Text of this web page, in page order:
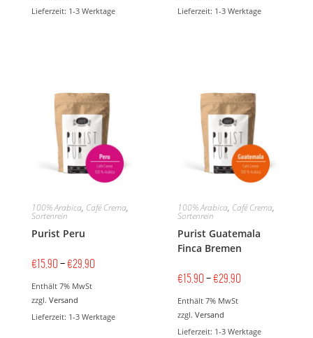
Lieferzeit: 1-3 Werktage
Lieferzeit: 1-3 Werktage
100% Arabica, Café Crema,
Sortenrein
Purist Peru
€15,90–€29,90
Enthält 7% MwSt
zzgl. Versand
Lieferzeit: 1-3 Werktage
100% Arabica, Café Crema,
Sortenrein
Purist Guatemala
Finca Bremen
€15,90–€29,90
Enthält 7% MwSt
zzgl. Versand
Lieferzeit: 1-3 Werktage